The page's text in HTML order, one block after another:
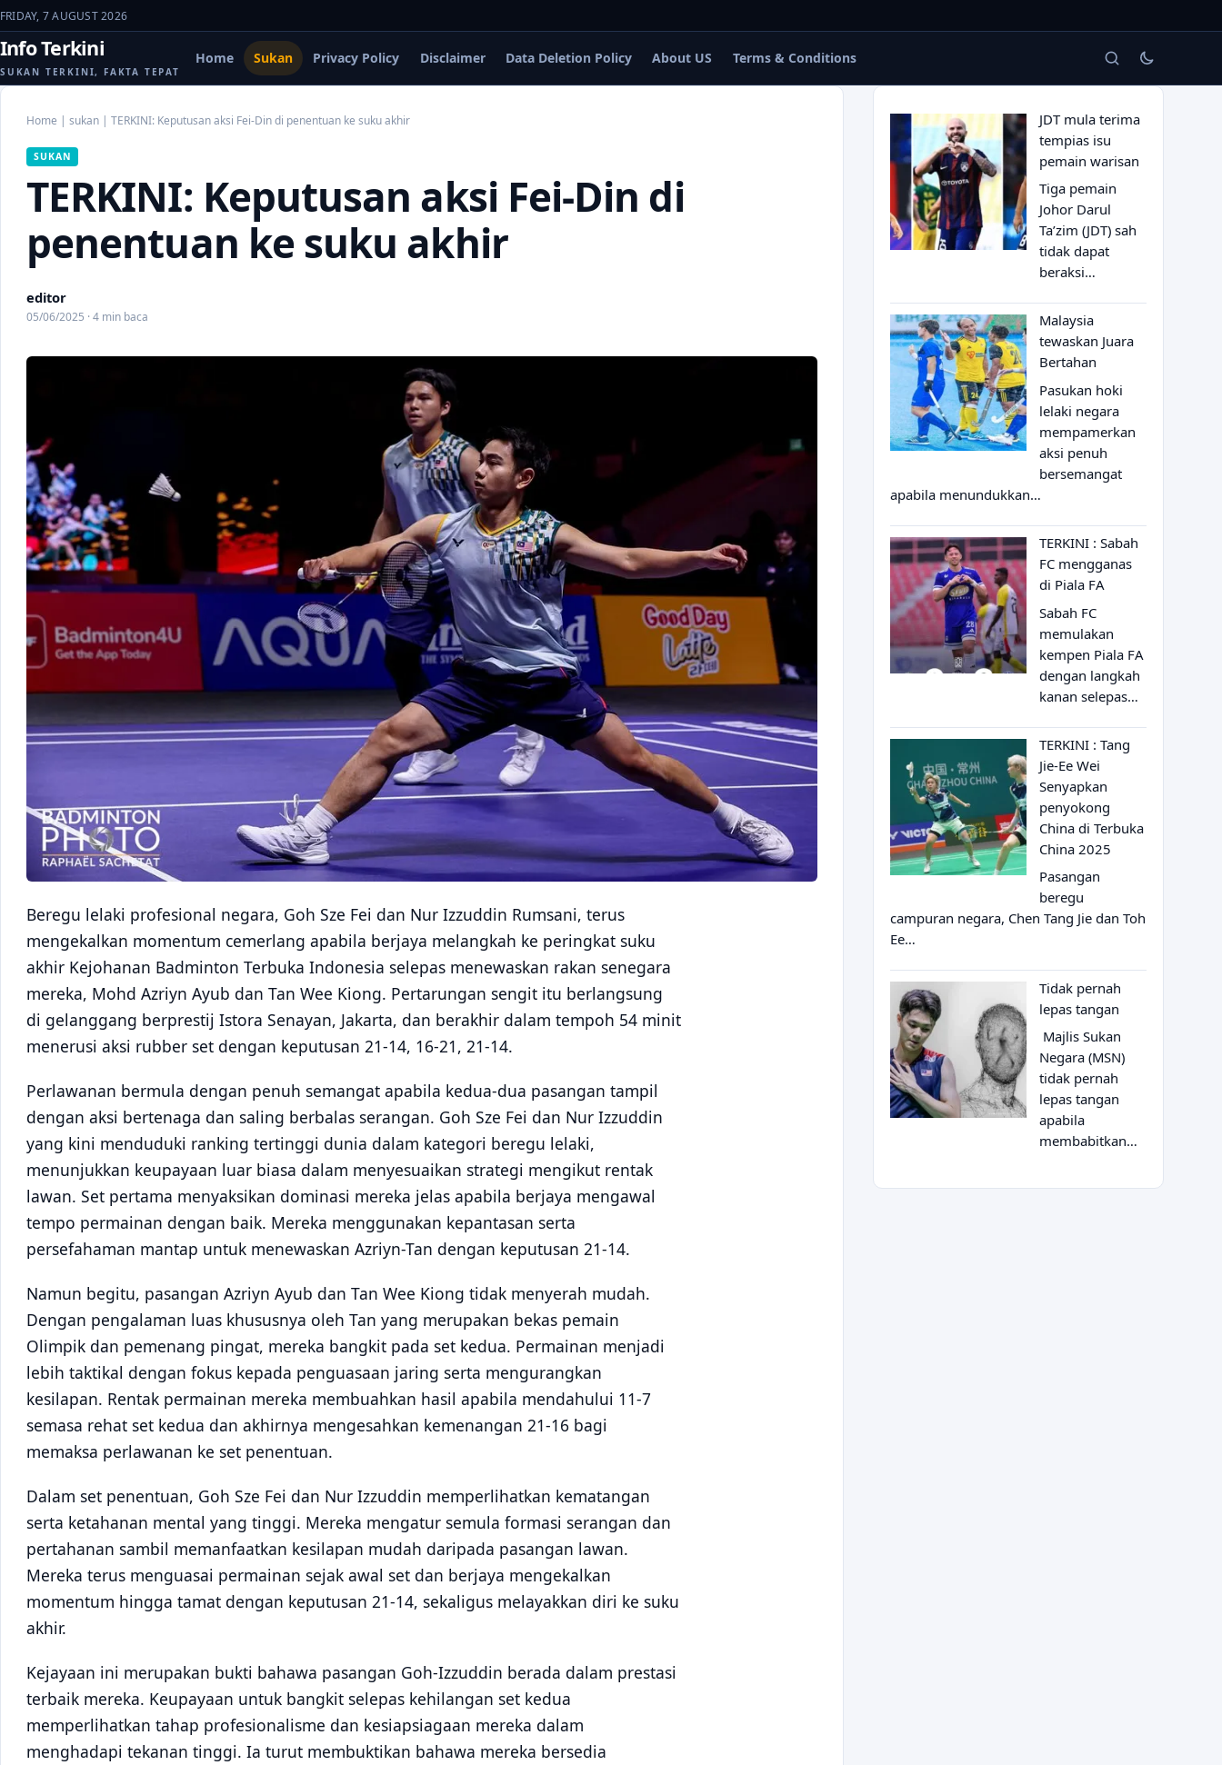
FRIDAY, 7 AUGUST 2026
Info Terkini
SUKAN TERKINI, FAKTA TEPAT
Home Sukan Privacy Policy Disclaimer Data Deletion Policy About US Terms & Conditions
Home | sukan | TERKINI: Keputusan aksi Fei-Din di penentuan ke suku akhir
SUKAN
TERKINI: Keputusan aksi Fei-Din di
penentuan ke suku akhir
editor
05/06/2025 · 4 min baca
Beregu lelaki profesional negara, Goh Sze Fei dan Nur Izzuddin Rumsani, terus
mengekalkan momentum cemerlang apabila berjaya melangkah ke peringkat suku
akhir Kejohanan Badminton Terbuka Indonesia selepas menewaskan rakan senegara
mereka, Mohd Azriyn Ayub dan Tan Wee Kiong. Pertarungan sengit itu berlangsung
di gelanggang berprestij Istora Senayan, Jakarta, dan berakhir dalam tempoh 54 minit
menerusi aksi rubber set dengan keputusan 21-14, 16-21, 21-14.
Perlawanan bermula dengan penuh semangat apabila kedua-dua pasangan tampil
dengan aksi bertenaga dan saling berbalas serangan. Goh Sze Fei dan Nur Izzuddin
yang kini menduduki ranking tertinggi dunia dalam kategori beregu lelaki,
menunjukkan keupayaan luar biasa dalam menyesuaikan strategi mengikut rentak
lawan. Set pertama menyaksikan dominasi mereka jelas apabila berjaya mengawal
tempo permainan dengan baik. Mereka menggunakan kepantasan serta
persefahaman mantap untuk menewaskan Azriyn-Tan dengan keputusan 21-14.
Namun begitu, pasangan Azriyn Ayub dan Tan Wee Kiong tidak menyerah mudah.
Dengan pengalaman luas khususnya oleh Tan yang merupakan bekas pemain
Olimpik dan pemenang pingat, mereka bangkit pada set kedua. Permainan menjadi
lebih taktikal dengan fokus kepada penguasaan jaring serta mengurangkan
kesilapan. Rentak permainan mereka membuahkan hasil apabila mendahului 11-7
semasa rehat set kedua dan akhirnya mengesahkan kemenangan 21-16 bagi
memaksa perlawanan ke set penentuan.
Dalam set penentuan, Goh Sze Fei dan Nur Izzuddin memperlihatkan kematangan
serta ketahanan mental yang tinggi. Mereka mengatur semula formasi serangan dan
pertahanan sambil memanfaatkan kesilapan mudah daripada pasangan lawan.
Mereka terus menguasai permainan sejak awal set dan berjaya mengekalkan
momentum hingga tamat dengan keputusan 21-14, sekaligus melayakkan diri ke suku
akhir.
Kejayaan ini merupakan bukti bahawa pasangan Goh-Izzuddin berada dalam prestasi
terbaik mereka. Keupayaan untuk bangkit selepas kehilangan set kedua
memperlihatkan tahap profesionalisme dan kesiapsiagaan mereka dalam
menghadapi tekanan tinggi. Ia turut membuktikan bahawa mereka bersedia
JDT mula terima
tempias isu
pemain warisan
Tiga pemain
Johor Darul
Ta’zim (JDT) sah
tidak dapat
beraksi…
Malaysia
tewaskan Juara
Bertahan
Pasukan hoki
lelaki negara
mempamerkan
aksi penuh
bersemangat
apabila menundukkan…
TERKINI : Sabah
FC mengganas
di Piala FA
Sabah FC
memulakan
kempen Piala FA
dengan langkah
kanan selepas…
TERKINI : Tang
Jie-Ee Wei
Senyapkan
penyokong
China di Terbuka
China 2025
Pasangan
beregu
campuran negara, Chen Tang Jie dan Toh
Ee…
Tidak pernah
lepas tangan
Majlis Sukan
Negara (MSN)
tidak pernah
lepas tangan
apabila
membabitkan…